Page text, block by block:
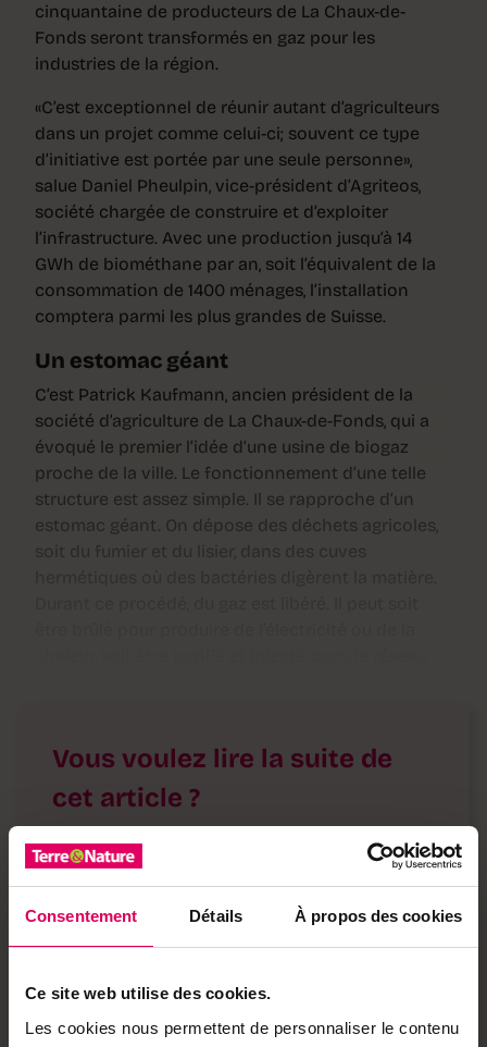
Consentement Détails À propos des cookies
Ce site web utilise des cookies.
Les cookies nous permettent de personnaliser le contenu
cinquantaine de producteurs de La Chaux-de-
Fonds seront transformés en gaz pour les
industries de la région.
«C’est exceptionnel de réunir autant d’agriculteurs
dans un projet comme celui-ci; souvent ce type
d’initiative est portée par une seule personne»,
salue Daniel Pheulpin, vice-président d’Agriteos,
société chargée de construire et d’exploiter
l’infrastructure. Avec une production jusqu’à 14
GWh de biométhane par an, soit l’équivalent de la
consommation de 1400 ménages, l’installation
comptera parmi les plus grandes de Suisse.
Un estomac géant
C’est Patrick Kaufmann, ancien président de la
société d’agriculture de La Chaux-de-Fonds, qui a
évoqué le premier l’idée d’une usine de biogaz
proche de la ville. Le fonctionnement d’une telle
structure est assez simple. Il se rapproche d’un
estomac géant. On dépose des déchets agricoles,
soit du fumier et du lisier, dans des cuves
Vous voulez lire la suite de
cet article ?
Profitez d'un accès illimité à toutes nos
publications en format numérique
→ Nos abonnements